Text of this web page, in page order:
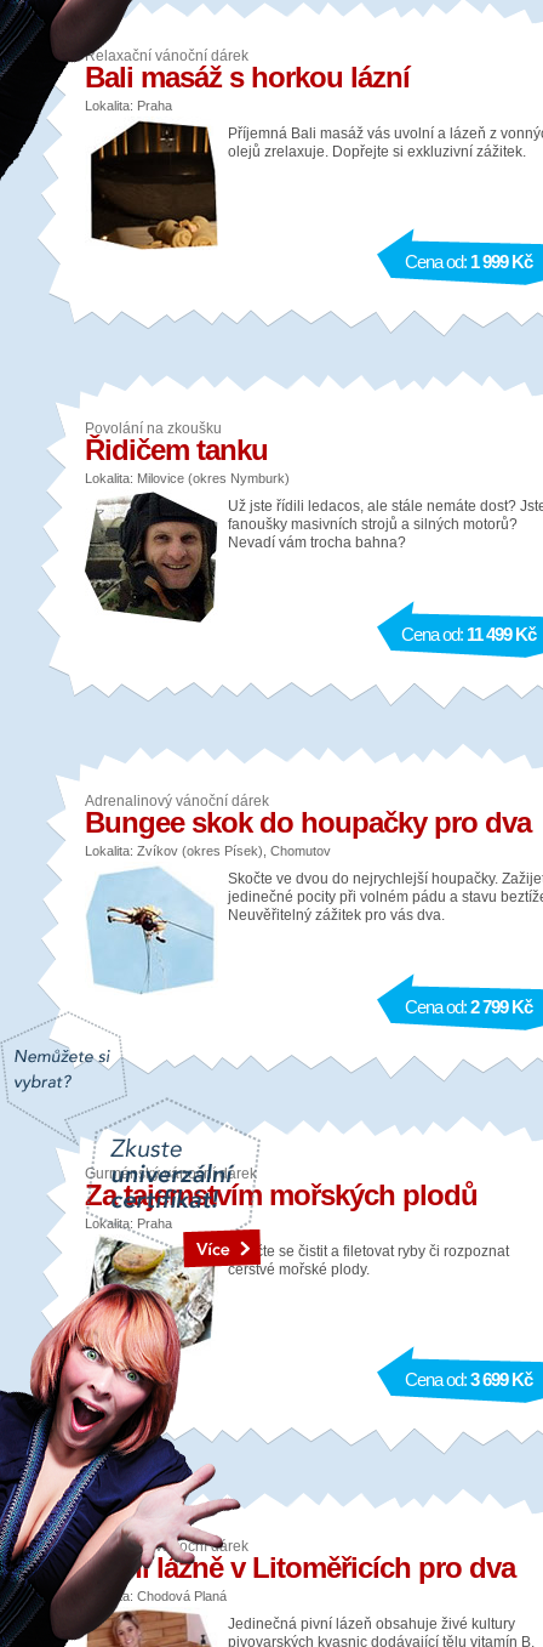
Relaxační vánoční dárek
Bali masáž s horkou lázní
Lokalita: Praha
Příjemná Bali masáž vás uvolní a lázeň z
olejů zrelaxuje. Dopřejte si exkluzivní zážitek.
Cena od: 1 999 Kč
Povolání na zkoušku
Řidičem tanku
Lokalita: Milovice (okres Nymburk)
Už jste řídili ledacos, ale stále nemáte dost?
fanoušky masivních strojů a silných motorů?
Nevadí vám trocha bahna?
Cena od: 11 499 Kč
Adrenalinový vánoční dárek
Bungee skok do houpačky pro dva
Lokalita: Zvíkov (okres Písek), Chomutov
Skočte ve dvou do nejrychlejší houpačky.
jedinečné pocity při volném pádu a stavu
Neuvěřitelný zážitek pro vás dva.
Cena od:2 799 Kč
Gurmánský vánoční dárek
Za tajemstvím mořských plodů
Lokalita: Praha
Naučte se čistit a filetovat ryby či rozpoznat
čerstvé mořské plody.
Cena od:3 699 Kč
Relaxační vánoční dárek
Pivní lázně v Litoměřicích pro dva
Lokalita: Chodová Planá
Jedinečná pivní lázeň obsahuje živé kultury
pivovarských kvasnic dodávající tělu vitamín B,